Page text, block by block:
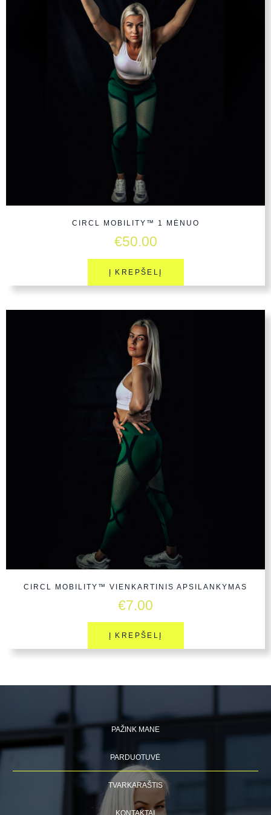
CIRCL MOBILITY™ 1 MĖNUO
€50.00
Į KREPŠELĮ
CIRCL MOBILITY™ VIENKARTINIS APSILANKYMAS
€7.00
Į KREPŠELĮ
PAŽINK MANE
PARDUOTUVĖ
TVARKARAŠTIS
KONTAKTAI